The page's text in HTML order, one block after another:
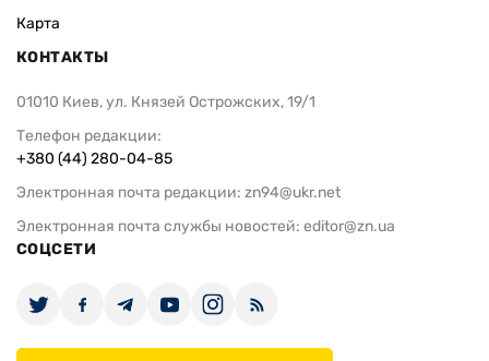
Карта
КОНТАКТЫ
01010 Киев, ул. Князей Острожских, 19/1
Телефон редакции:
+380 (44) 280-04-85
Электронная почта редакции: zn94@ukr.net
Электронная почта службы новостей: editor@zn.ua
СОЦСЕТИ